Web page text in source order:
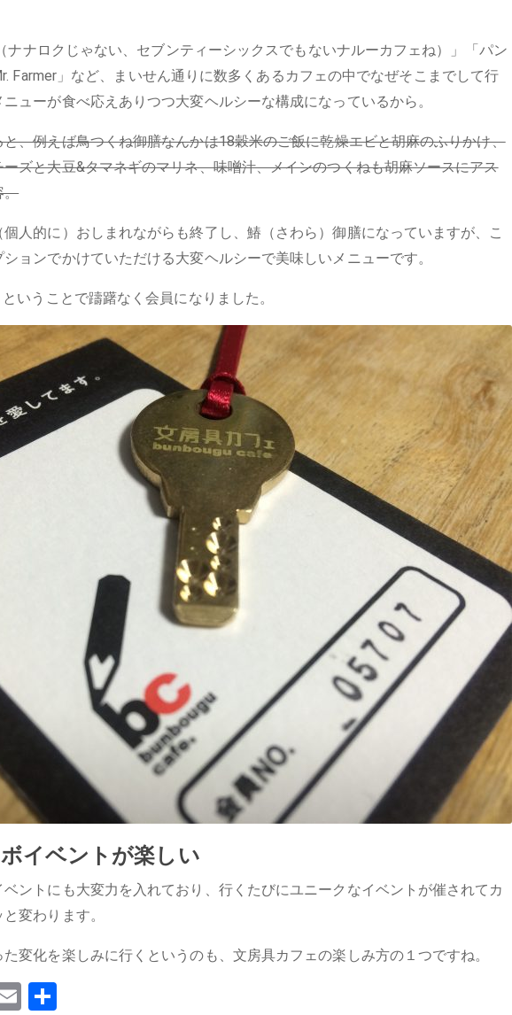
ナナロクじゃない、セブンティーシックスでもないナルーカフェね）」「パン
Farmer」など、まいせん通りに数多くあるカフェの中でなぜそこまでして行
ューが食べ応えありつつ大変ヘルシーな構成になっているから。
、例えば鳥つくね御膳なんかは18穀米のご飯に乾燥エビと胡麻のふりかけ、
ズと大豆&タマネギのマリネ、味噌汁、メインのつくねも胡麻ソースにアス
。
人的に）おしまれながらも終了し、鰆（さわら）御膳になっていますが、こ
ョンでかけていただける大変ヘルシーで美味しいメニューです。
いうことで躊躇なく会員になりました。
イベントが楽しい
ントにも大変力を入れており、行くたびにユニークなイベントが催されてカ
変わります。
変化を楽しみに行くというのも、文房具カフェの楽しみ方の１つですね。
Email